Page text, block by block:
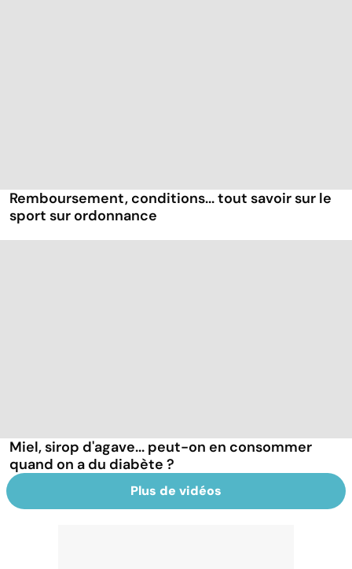
Remboursement, conditions... tout savoir sur le
sport sur ordonnance
Miel, sirop d'agave... peut-on en consommer
quand on a du diabète ?
Plus de vidéos